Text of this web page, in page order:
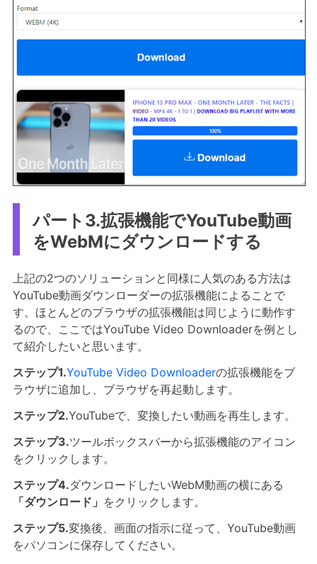
パート3.拡張機能でYouTube動画
をWebMにダウンロードする
上記の2つのソリューションと同様に人気のある方法は
YouTube動画ダウンローダーの拡張機能によることで
す。ほとんどのブラウザの拡張機能は同じように動作す
るので、ここではYouTube Video Downloaderを例とし
て紹介したいと思います。
ステップ1.YouTube Video Downloaderの拡張機能をブ
ラウザに追加し、ブラウザを再起動します。
ステップ2.YouTubeで、変換したい動画を再生します。
ステップ3.ツールボックスバーから拡張機能のアイコン
をクリックします。
ステップ4.ダウンロードしたいWebM動画の横にある
「ダウンロード」 をクリックします。
ステップ5.変換後、画面の指示に従って、YouTube動画
をパソコンに保存してください。